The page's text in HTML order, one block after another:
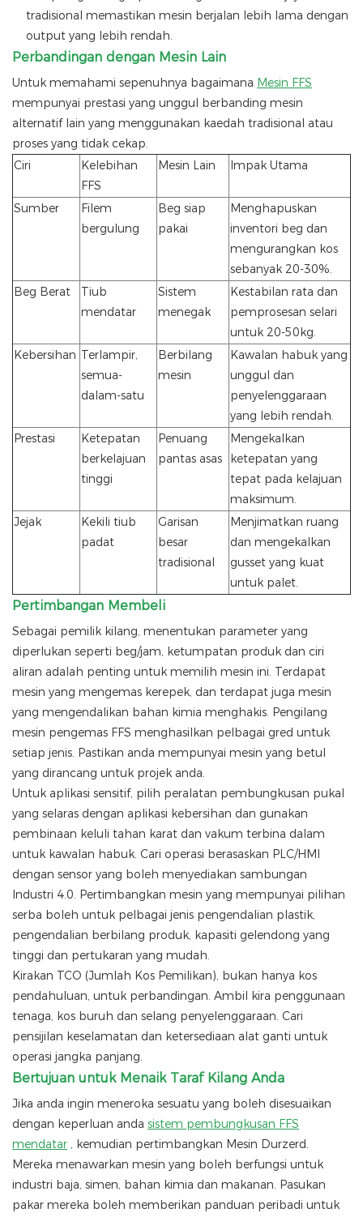
tradisional memastikan mesin berjalan lebih lama dengan
output yang lebih rendah.
Perbandingan dengan Mesin Lain
Untuk memahami sepenuhnya bagaimana Mesin FFS
mempunyai prestasi yang unggul berbanding mesin
alternatif lain yang menggunakan kaedah tradisional atau
proses yang tidak cekap.
Ciri
Kelebihan
FFS
Mesin Lain Impak Utama
Sumber
Filem
bergulung
Beg siap
pakai
Menghapuskan
inventori beg dan
mengurangkan kos
sebanyak 20-30%.
Beg Berat
Tiub
mendatar
Sistem
menegak
Kestabilan rata dan
pemprosesan selari
untuk 20-50kg.
Kebersihan Terlampir,
semua-
dalam-satu
Berbilang
mesin
Kawalan habuk yang
unggul dan
penyelenggaraan
yang lebih rendah.
Prestasi
Ketepatan
berkelajuan
tinggi
Penuang
pantas asas
Mengekalkan
ketepatan yang
tepat pada kelajuan
maksimum.
Jejak
Kekili tiub
padat
Garisan
besar
tradisional
Menjimatkan ruang
dan mengekalkan
gusset yang kuat
untuk palet.
Pertimbangan Membeli
Sebagai pemilik kilang, menentukan parameter yang
diperlukan seperti beg/jam, ketumpatan produk dan ciri
aliran adalah penting untuk memilih mesin ini. Terdapat
mesin yang mengemas kerepek, dan terdapat juga mesin
yang mengendalikan bahan kimia menghakis. Pengilang
mesin pengemas FFS menghasilkan pelbagai gred untuk
setiap jenis. Pastikan anda mempunyai mesin yang betul
yang dirancang untuk projek anda.
Untuk aplikasi sensitif, pilih peralatan pembungkusan pukal
yang selaras dengan aplikasi kebersihan dan gunakan
pembinaan keluli tahan karat dan vakum terbina dalam
untuk kawalan habuk. Cari operasi berasaskan PLC/HMI
dengan sensor yang boleh menyediakan sambungan
Industri 4.0. Pertimbangkan mesin yang mempunyai pilihan
serba boleh untuk pelbagai jenis pengendalian plastik,
pengendalian berbilang produk, kapasiti gelendong yang
tinggi dan pertukaran yang mudah.
Kirakan TCO (Jumlah Kos Pemilikan), bukan hanya kos
pendahuluan, untuk perbandingan. Ambil kira penggunaan
tenaga, kos buruh dan selang penyelenggaraan. Cari
pensijilan keselamatan dan ketersediaan alat ganti untuk
operasi jangka panjang.
Bertujuan untuk Menaik Taraf Kilang Anda
Jika anda ingin meneroka sesuatu yang boleh disesuaikan
dengan keperluan anda sistem pembungkusan FFS
mendatar , kemudian pertimbangkan Mesin Durzerd.
Mereka menawarkan mesin yang boleh berfungsi untuk
industri baja, simen, bahan kimia dan makanan. Pasukan
pakar mereka boleh memberikan panduan peribadi untuk